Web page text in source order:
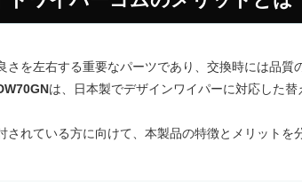
さを左右する重要なパーツであり、交換時には品質
は、日本製でデザインワイパーに対応した
されている方に向けて、本製品の特徴とメリットを